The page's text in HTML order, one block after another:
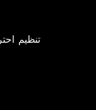
تنظيم